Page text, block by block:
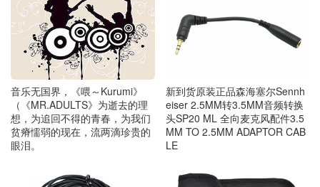
音乐无国界，《喂～Kurumi》
（《MR.ADULTS》为逝去的理
想，为追回不得的青春，为我们
贫瘠懦弱的现在，流两滴珍贵的
眼泪。
新到货原装正品森海塞尔Sennh
eiser 2.5MM转3.5MM音频转换
头SP20 ML 全向麦克风配件3.5
MM TO 2.5MM ADAPTOR CAB
LE